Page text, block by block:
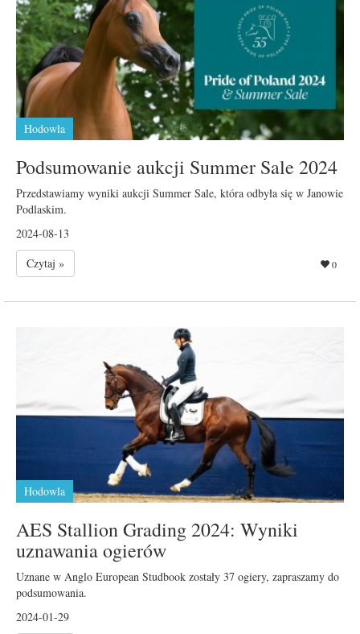
Hodowla
Podsumowanie aukcji Summer Sale 2024
Przedstawiamy wyniki aukcji Summer Sale, która odbyła się w Janowie
Podlaskim.
2024-08-13
Czytaj »
0
Hodowla
AES Stallion Grading 2024: Wyniki
uznawania ogierów
Uznane w Anglo European Studbook zostały 37 ogiery, zapraszamy do
podsumowania.
2024-01-29